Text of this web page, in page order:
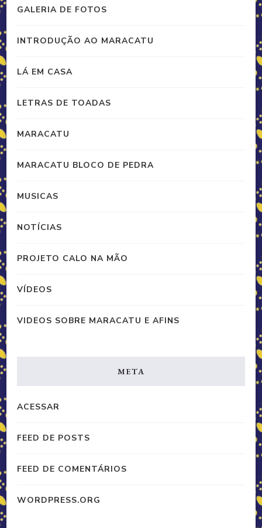
GALERIA DE FOTOS
INTRODUÇÃO AO MARACATU
LÁ EM CASA
LETRAS DE TOADAS
MARACATU
MARACATU BLOCO DE PEDRA
MUSICAS
NOTÍCIAS
PROJETO CALO NA MÃO
VÍDEOS
VIDEOS SOBRE MARACATU E AFINS
META
ACESSAR
FEED DE POSTS
FEED DE COMENTÁRIOS
WORDPRESS.ORG